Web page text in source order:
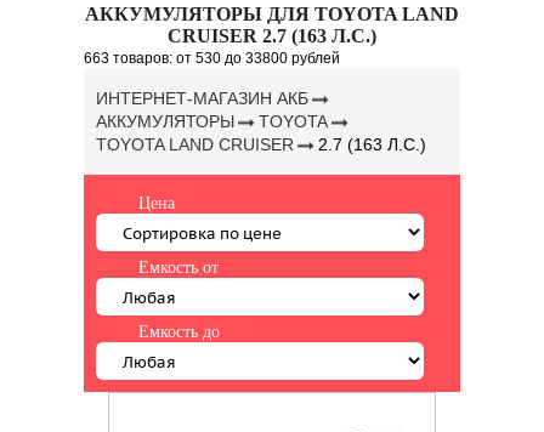
АККУМУЛЯТОРЫ ДЛЯ TOYOTA LAND
CRUISER 2.7 (163 Л.С.)
663 товаров: от 530 до 33800 рублей
ИНТЕРНЕТ-МАГАЗИН АКБ
АККУМУЛЯТОРЫ
TOYOTA
TOYOTA LAND CRUISER
2.7 (163 Л.С.)
Цена
Емкость от
Емкость до